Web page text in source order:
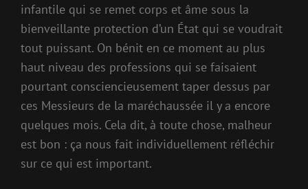
infantile qui se remet corps et âme sous la
bienveillante protection d’un État qui se voudrait
tout puissant. On bénit en ce moment au plus
haut niveau des professions qui se faisaient
pourtant consciencieusement taper dessus par
ces Messieurs de la maréchaussée il y a encore
quelques mois. Cela dit, à toute chose, malheur
est bon : ça nous fait individuellement réfléchir
sur ce qui est important.